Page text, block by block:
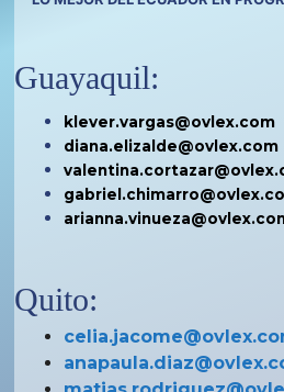
Guayaquil:
klever.vargas@ovlex.com
diana.elizalde@ovlex.com
Quito: